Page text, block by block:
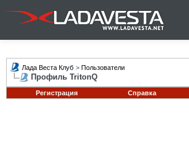
Лада Веста Клуб > Пользователи
Профиль TritonQ
Регистрация Справка